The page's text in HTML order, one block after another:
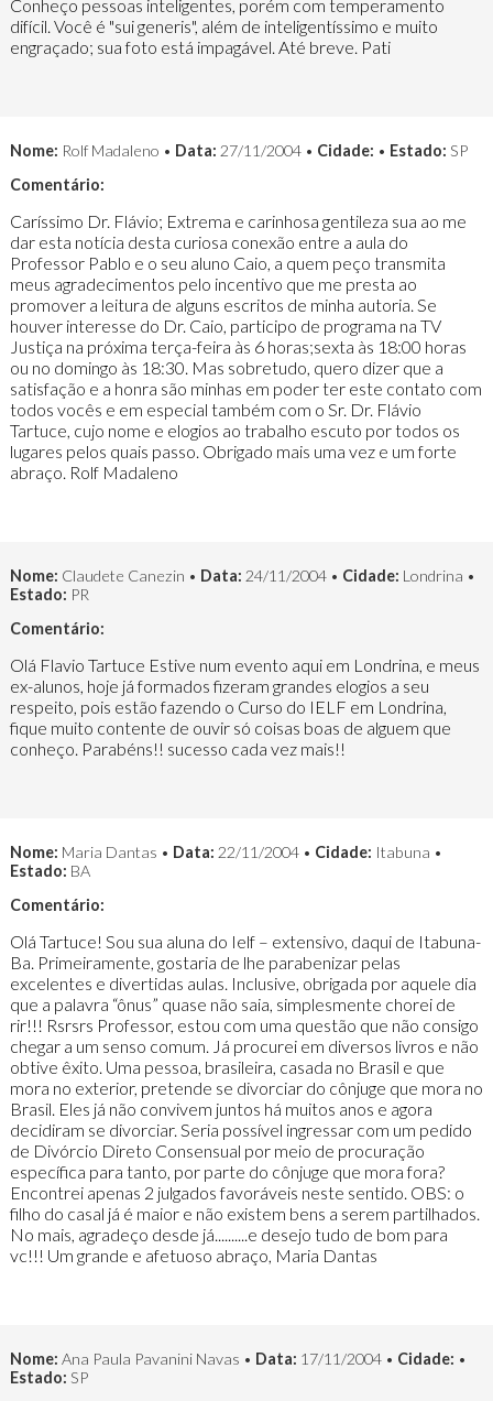
Conheço pessoas inteligentes, porém com temperamento
difícil. Você é "sui generis", além de inteligentíssimo e muito
engraçado; sua foto está impagável. Até breve. Pati
Nome: Rolf Madaleno • Data: 27/11/2004 • Cidade: • Estado: SP
Comentário:
Caríssimo Dr. Flávio; Extrema e carinhosa gentileza sua ao me
dar esta notícia desta curiosa conexão entre a aula do
Professor Pablo e o seu aluno Caio, a quem peço transmita
meus agradecimentos pelo incentivo que me presta ao
promover a leitura de alguns escritos de minha autoria. Se
houver interesse do Dr. Caio, participo de programa na TV
Justiça na próxima terça-feira às 6 horas;sexta às 18:00 horas
ou no domingo às 18:30. Mas sobretudo, quero dizer que a
satisfação e a honra são minhas em poder ter este contato com
todos vocês e em especial também com o Sr. Dr. Flávio
Tartuce, cujo nome e elogios ao trabalho escuto por todos os
lugares pelos quais passo. Obrigado mais uma vez e um forte
abraço. Rolf Madaleno
Nome: Claudete Canezin • Data: 24/11/2004 • Cidade: Londrina •
Estado: PR
Comentário:
Olá Flavio Tartuce Estive num evento aqui em Londrina, e meus
ex-alunos, hoje já formados fizeram grandes elogios a seu
respeito, pois estão fazendo o Curso do IELF em Londrina,
fique muito contente de ouvir só coisas boas de alguem que
conheço. Parabéns!! sucesso cada vez mais!!
Nome: Maria Dantas • Data: 22/11/2004 • Cidade: Itabuna •
Estado: BA
Comentário:
Olá Tartuce! Sou sua aluna do Ielf – extensivo, daqui de Itabuna-
Ba. Primeiramente, gostaria de lhe parabenizar pelas
excelentes e divertidas aulas. Inclusive, obrigada por aquele dia
que a palavra “ônus” quase não saia, simplesmente chorei de
rir!!! Rsrsrs Professor, estou com uma questão que não consigo
chegar a um senso comum. Já procurei em diversos livros e não
obtive êxito. Uma pessoa, brasileira, casada no Brasil e que
mora no exterior, pretende se divorciar do cônjuge que mora no
Brasil. Eles já não convivem juntos há muitos anos e agora
decidiram se divorciar. Seria possível ingressar com um pedido
de Divórcio Direto Consensual por meio de procuração
específica para tanto, por parte do cônjuge que mora fora?
Encontrei apenas 2 julgados favoráveis neste sentido. OBS: o
filho do casal já é maior e não existem bens a serem partilhados.
No mais, agradeço desde já..........e desejo tudo de bom para
vc!!! Um grande e afetuoso abraço, Maria Dantas
Nome: Ana Paula Pavanini Navas • Data: 17/11/2004 • Cidade: •
Estado: SP